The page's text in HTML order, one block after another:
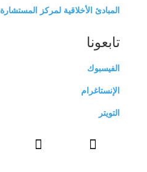
المبادئ الأخلاقية لمركز المستشارة
تابعونا
الفيسبوك
الإنستاغرام
التويتر
 